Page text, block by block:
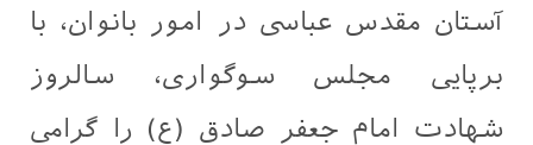
آستان مقدس عباسی در امور بانوان، با
برپایی مجلس سوگواری، سالروز
شهادت امام جعفر صادق (ع) را گرامی